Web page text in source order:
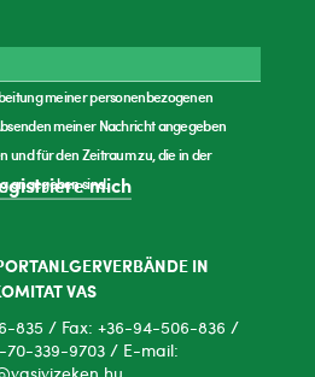
meiner personenbezogenen
meiner Nachricht angegeben
und für den Zeitraum zu, die in der
angegeben sind.mich
IN
VAS
835 / Fax: +36-94-506-836 /
70-339-9703 / E-mail: